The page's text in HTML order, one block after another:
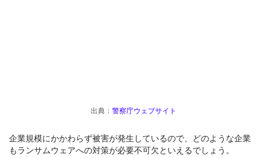
出典： 警察庁ウェブサイト
企業規模にかかわらず被害が発生しているので、どのような企業
もランサムウェアへの対策が必要不可欠といえるでしょう。